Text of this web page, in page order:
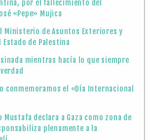
por el fallecimiento del
«Pepe» Mujica
Ministerio de Asuntos Exteriores y
Estado de Palestina
mientras hacía lo que siempre
conmemoramos el «Día Internacional
declara a Gaza como zona de
plenamente a la